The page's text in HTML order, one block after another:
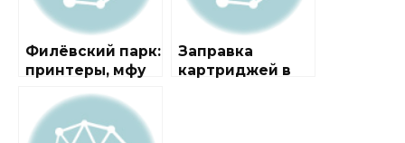
Филёвский парк:
принтеры, мфу
Заправка
картриджей в